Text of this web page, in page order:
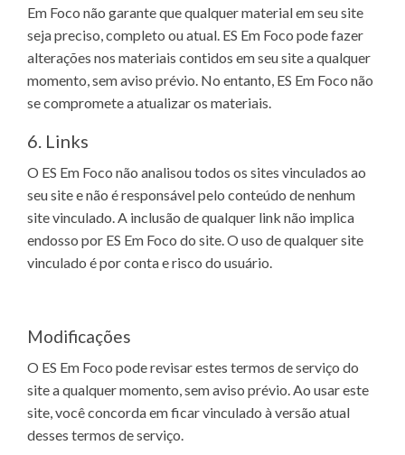
Em Foco não garante que qualquer material em seu site
seja preciso, completo ou atual. ES Em Foco pode fazer
alterações nos materiais contidos em seu site a qualquer
momento, sem aviso prévio. No entanto, ES Em Foco não
se compromete a atualizar os materiais.
6. Links
O ES Em Foco não analisou todos os sites vinculados ao
seu site e não é responsável pelo conteúdo de nenhum
site vinculado. A inclusão de qualquer link não implica
endosso por ES Em Foco do site. O uso de qualquer site
vinculado é por conta e risco do usuário.
Modificações
O ES Em Foco pode revisar estes termos de serviço do
site a qualquer momento, sem aviso prévio. Ao usar este
site, você concorda em ficar vinculado à versão atual
desses termos de serviço.